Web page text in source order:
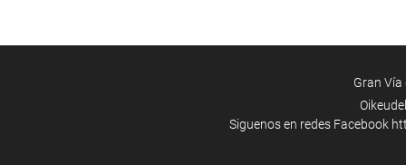
Tupakointialue
Gran Vía
Siguenos en redes Facebook